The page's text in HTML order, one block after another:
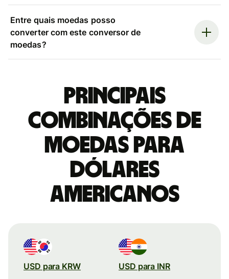
Entre quais moedas posso
converter com este conversor de
moedas?
Principais
combinações de
moedas para
Dólares
americanos
USD para KRW USD para INR